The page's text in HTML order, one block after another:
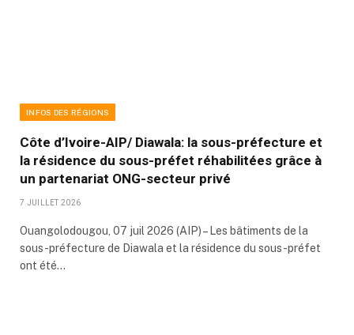
INFOS DES RÉGIONS
Côte d’Ivoire-AIP/ Diawala: la sous-préfecture et
la résidence du sous-préfet réhabilitées grâce à
un partenariat ONG-secteur privé
7 JUILLET 2026
Ouangolodougou, 07 juil 2026 (AIP) – Les bâtiments de la
sous-préfecture de Diawala et la résidence du sous-préfet
ont été…